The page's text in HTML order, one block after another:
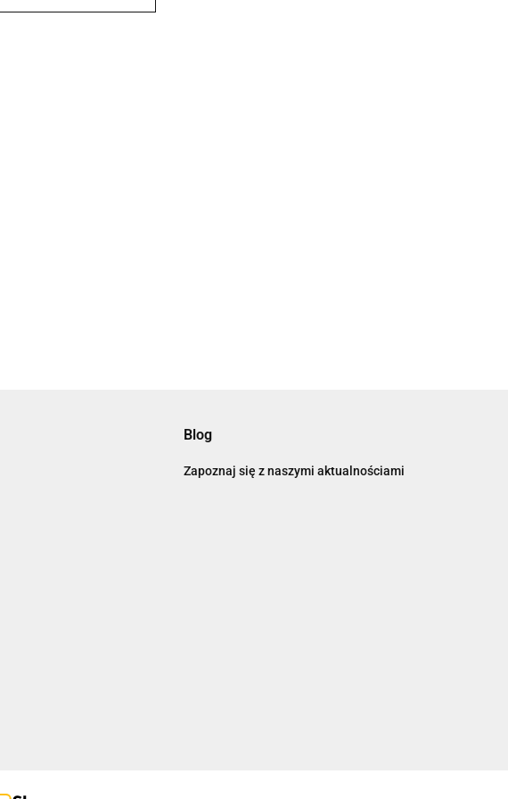
Blog
Zapoznaj się z naszymi aktualnościami